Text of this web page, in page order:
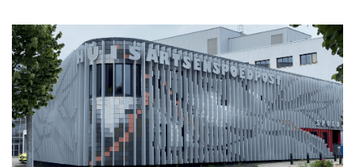
DOSSIER
ENQUÊTES
NHG
LHV
OPINIE
HUISARTSENPOST
PRAKTIJKZAKEN